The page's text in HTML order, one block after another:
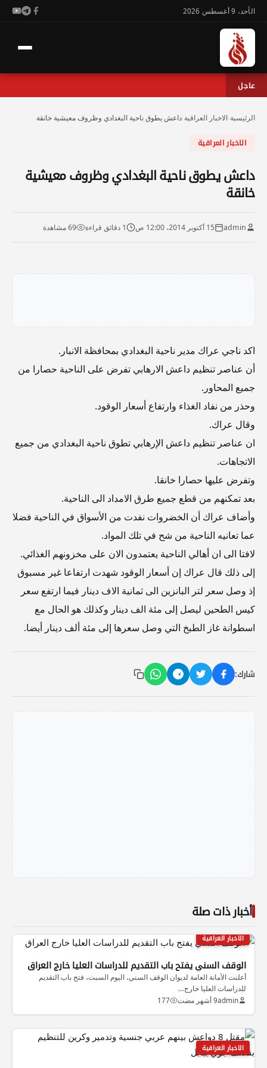
الأحد، 9 أغسطس 2026
عاجل
الرئيسية الاخبار العراقية داعش يطوق ناحية البغدادي وظروف معيشية خانقة
الاخبار العراقية
داعش يطوق ناحية البغدادي وظروف معيشية
خانقة
admin 15 أكتوبر 2014، 12:00 ص 1 دقائق قراءة 69 مشاهدة
اكد ناجي عراك مدير ناحية البغدادي بمحافظة الانبار.
أن عناصر تنظيم داعش الارهابي تفرض على الناحية حصارا من
جميع المحاور.
وحذر من نفاد الغذاء وارتفاع أسعار الوقود.
وقال عراك.
ان عناصر تنظيم داعش الإرهابي تطوق ناحية البغدادي من جميع
الاتجاهات.
وتفرض عليها حصارا خانقا.
بعد تمكنهم من قطع جميع طرق الامداد الى الناحية.
وأضاف عراك أن الخضروات نفدت من الأسواق في الناحية فضلا
عما تعانيه الناحية من شح في تلك المواد.
لافتا الى ان أهالي الناحية يعتمدون الان على مخزونهم الغذائي.
إلى ذلك قال عراك إن أسعار الوقود شهدت ارتفاعا غير مسبوق
إذ وصل سعر لتر البانزين الى ثمانية الاف دينار فيما ارتفع سعر
كيس الطحين ليصل إلى مئة الف دينار وكذلك هو الحال مع
اسطوانة غاز الطبخ التي وصل سعرها إلى مئة ألف دينار أيضا.
شارك:
أخبار ذات صلة
الاخبار العراقية
الوقف السني يفتح باب التقديم للدراسات العليا خارج العراق
أعلنت الأمانة العامة لديوان الوقف السني، اليوم السبت، فتح باب التقديم
للدراسات العليا خارج…
admin9 أشهر مضت 177
الاخبار العراقية